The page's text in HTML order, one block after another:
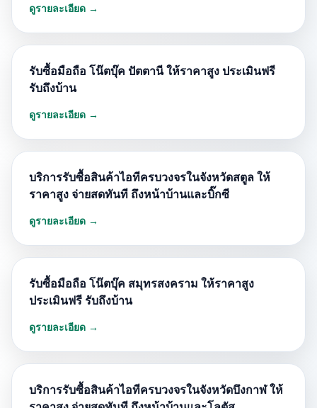
ดูรายละเอียด →
รับซื้อมือถือ โน๊ตบุ๊ค ปัตตานี ให้ราคาสูง ประเมินฟรี
รับถึงบ้าน
ดูรายละเอียด →
บริการรับซื้อสินค้าไอทีครบวงจรในจังหวัดสตูล ให้
ราคาสูง จ่ายสดทันที ถึงหน้าบ้านและบิ๊กซี
ดูรายละเอียด →
รับซื้อมือถือ โน๊ตบุ๊ค สมุทรสงคราม ให้ราคาสูง
ประเมินฟรี รับถึงบ้าน
ดูรายละเอียด →
บริการรับซื้อสินค้าไอทีครบวงจรในจังหวัดบึงกาฬ ให้